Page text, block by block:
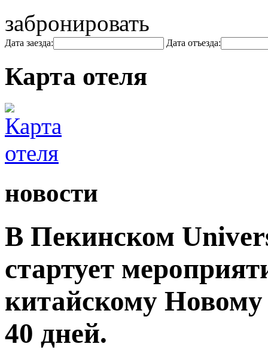
забронировать
Дата заезда: Дата отъезда:
Карта отеля
новости
В Пекинском
стартует
китайскому Новому
40 дней.